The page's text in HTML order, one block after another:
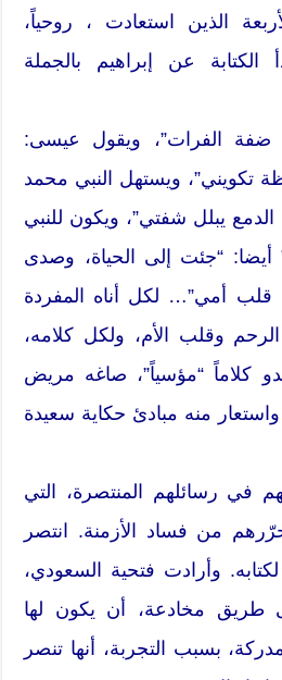
الذين استعادت ، روحياً،
الكتابة عن إبراهيم بالجملة
ضفة الفرات”، ويقول عيسى:
تكويني”، ويستهل النبي محمد
يبلل شفتي”، ويكون للنبي
أيضا: “جئت إلى الحياة، وصدى
أمي”… لكل أناه المفردة
وقلب الأم، ولكل كلامه،
كلاماً “مؤسياً”، صاغه مريض
منه مبادئ حكاية سعيدة
في رسائلهم المنتصرة، التي
من فساد الأزمنة. انتصر
وأرادت فتحية السعودي،
طريق مخادعة، أن يكون لها
مدركة، بسبب التجربة، أنها تنصر